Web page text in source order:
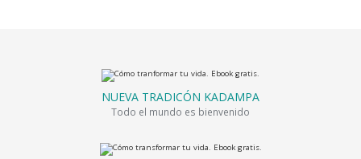
NUEVA TRADICÓN KADAMPA
Todo el mundo es bienvenido